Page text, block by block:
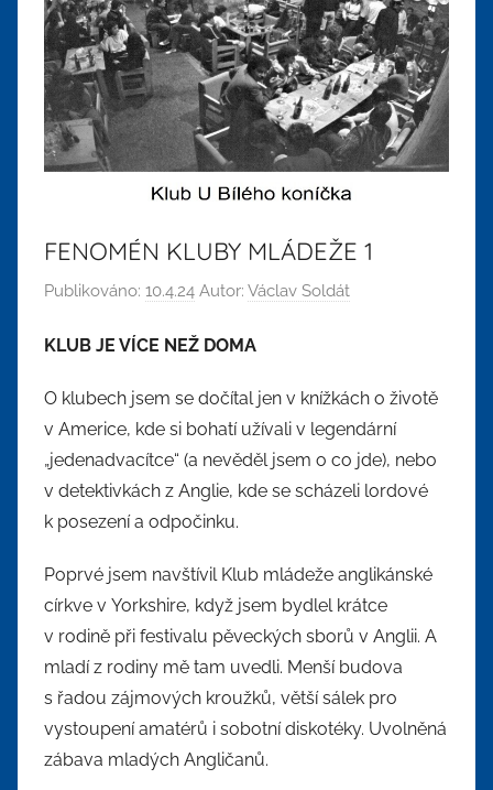
FENOMÉN KLUBY MLÁDEŽE 1
Publikováno: 10.4.24 Autor: Václav Soldát
KLUB JE VÍCE NEŽ DOMA
O klubech jsem se dočítal jen v knížkách o životě
v Americe, kde si bohatí užívali v legendární
„jedenadvacítce“ (a nevěděl jsem o co jde), nebo
v detektivkách z Anglie, kde se scházeli lordové
k posezení a odpočinku.
Poprvé jsem navštívil Klub mládeže anglikánské
církve v Yorkshire, když jsem bydlel krátce
v rodině při festivalu pěveckých sborů v Anglii. A
mladí z rodiny mě tam uvedli. Menší budova
s řadou zájmových kroužků, větší sálek pro
vystoupení amatérů i sobotní diskotéky. Uvolněná
zábava mladých Angličanů.